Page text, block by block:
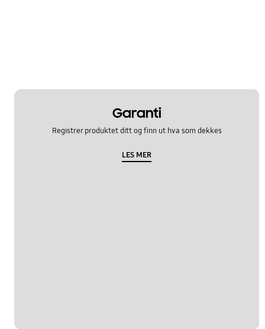
Garanti
Registrer produktet ditt og finn ut hva som dekkes
LES MER